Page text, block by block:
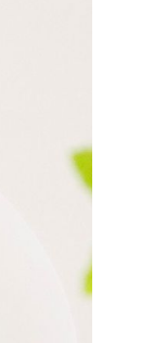
本当に長く愛される食